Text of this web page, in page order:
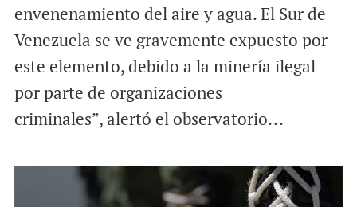
envenenamiento del aire y agua. El Sur de
Venezuela se ve gravemente expuesto por
este elemento, debido a la minería ilegal
por parte de organizaciones
criminales”, alertó el observatorio...